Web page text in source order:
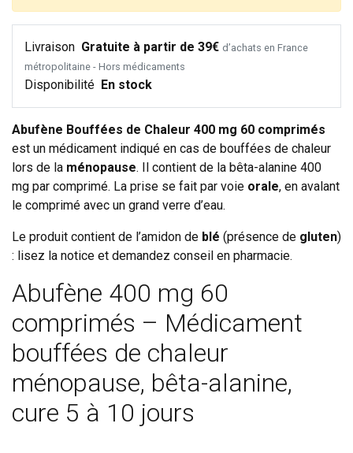
Livraison Gratuite à partir de 39€ d’achats en France
métropolitaine - Hors médicaments
Disponibilité En stock
Abufène Bouffées de Chaleur 400 mg 60 comprimés
est un médicament indiqué en cas de bouffées de chaleur
lors de la ménopause. Il contient de la bêta-alanine 400
mg par comprimé. La prise se fait par voie orale, en avalant
le comprimé avec un grand verre d’eau.
Le produit contient de l’amidon de blé (présence de gluten)
: lisez la notice et demandez conseil en pharmacie.
Abufène 400 mg 60
comprimés – Médicament
bouffées de chaleur
ménopause, bêta-alanine,
cure 5 à 10 jours